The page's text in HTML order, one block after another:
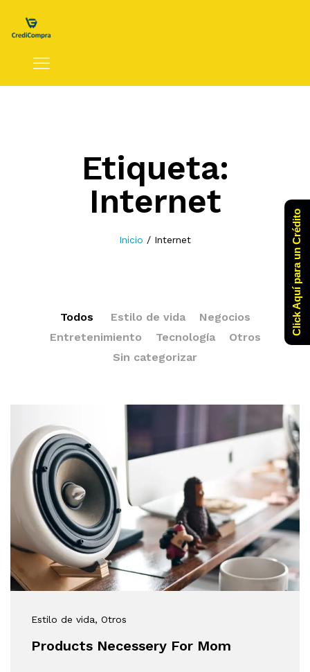
Etiqueta:
Internet
Inicio / Internet
Todos Estilo de vida
Negocios
Entretenimiento
Tecnología
Otros
Sin categorizar
Estilo de vida, Otros
Products Necessery For Mom
Click Aquí para un Crédito